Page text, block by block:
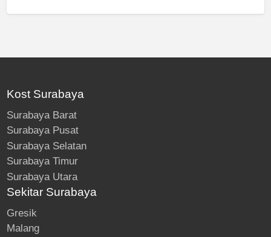
Kost Surabaya
Surabaya Barat
Surabaya Pusat
Surabaya Selatan
Surabaya Timur
Surabaya Utara
Sekitar Surabaya
Gresik
Malang